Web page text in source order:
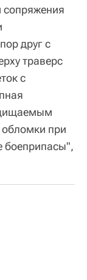
сопряжения
друг с
траверс
с
обломки при
боеприпасы",